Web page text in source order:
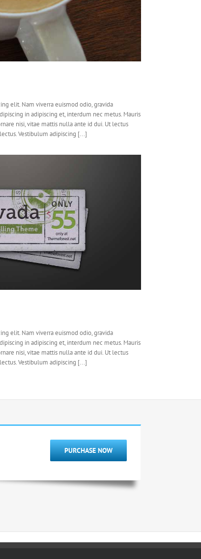
elit. Nam viverra euismod odio, gravida
in adipiscing et, interdum nec metus. Mauris
nisi, vitae mattis nulla ante id dui. Ut lectus
Vestibulum adipiscing [...]
elit. Nam viverra euismod odio, gravida
in adipiscing et, interdum nec metus. Mauris
nisi, vitae mattis nulla ante id dui. Ut lectus
Vestibulum adipiscing [...]
PURCHASE NOW